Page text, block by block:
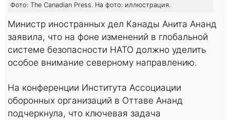
Фото: The Canadian Press. На фото: иллюстрация.
Министр иностранных дел Канады Анита Ананд
заявила, что на фоне изменений в глобальной
системе безопасности НАТО должно уделить
особое внимание северному направлению.
На конференции Института Ассоциации
оборонных организаций в Оттаве Ананд
подчеркнула, что ключевая задача